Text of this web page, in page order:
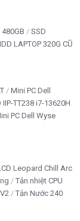
SSD
LAPTOP 320G CŨ
Mini PC Dell
TT238 i7-13620H
PC Dell Wyse
Leopard Chill Arc
Tản nhiệt CPU
Tản Nước 240